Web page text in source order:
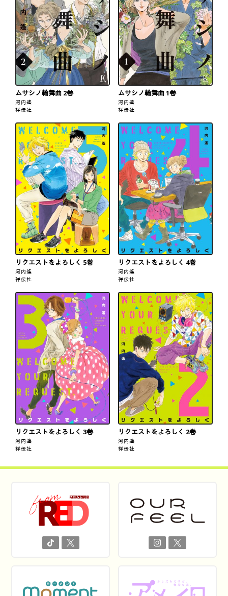
ムサシノ輪舞曲 2巻
河内遙
祥伝社
ムサシノ輪舞曲 1巻
河内遙
祥伝社
リクエストをよろしく 5巻
河内遙
祥伝社
リクエストをよろしく 4巻
河内遙
祥伝社
リクエストをよろしく 3巻
河内遙
祥伝社
リクエストをよろしく 2巻
河内遙
祥伝社